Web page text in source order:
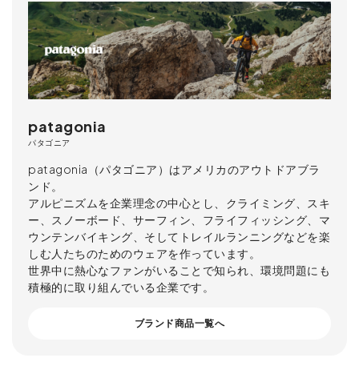
patagonia
パタゴニア
patagonia（パタゴニア）はアメリカのアウトドアブラ
ンド。
アルピニズムを企業理念の中心とし、クライミング、スキ
ー、スノーボード、サーフィン、フライフィッシング、マ
ウンテンバイキング、そしてトレイルランニングなどを楽
しむ人たちのためのウェアを作っています。
世界中に熱心なファンがいることで知られ、環境問題にも
積極的に取り組んでいる企業です。
ブランド商品一覧へ